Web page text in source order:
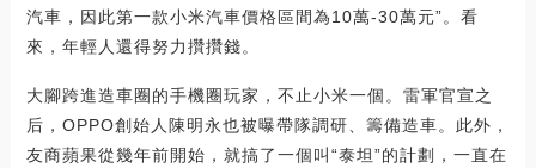
汽車，因此第一款小米汽車價格區間為10萬-30萬元”。看
來，年輕人還得努力攢攢錢。
大腳跨進造車圈的手機圈玩家，不止小米一個。雷軍官宣之
后，OPPO創始人陳明永也被曝帶隊調研、籌備造車。此外，
友商蘋果從幾年前開始，就搞了一個叫“泰坦”的計劃，一直在